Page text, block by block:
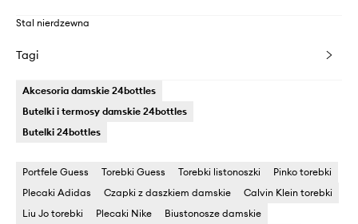
Stal nierdzewna
Tagi
Akcesoria damskie 24bottles
Butelki i termosy damskie 24bottles
Butelki 24bottles
Portfele Guess Torebki Guess Torebki listonoszki
Pinko torebki
Plecaki Adidas
Czapki z daszkiem damskie
Calvin Klein torebki
Liu Jo torebki
Plecaki Nike
Biustonosze damskie